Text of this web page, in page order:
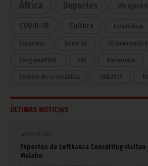
África
Deportes
COVID-19 Cultura Estadísticas
Economía Gente GE 50 Aniversario
CongresoPDGE FIJA Bielorrusia
Consejo de la república CAN 2025
ÚLTIMAS NOTICIAS
agosto 09, 2026
Expertos de Lufthansa Consulting
Malabo